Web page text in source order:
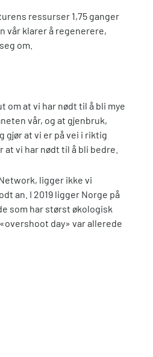
ressurser 1,75 ganger
vår klarer å regenerere,
om.
om at vi har nødt til å bli mye
vår, og at gjenbruk,
gjør at vi er på vei i riktig
vi har nødt til å bli bedre.
ligger ikke vi
an. I 2019 ligger Norge på
som har størst økologisk
day» var allerede